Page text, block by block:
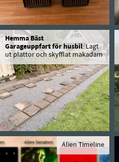
Hemma Bäst
Garageuppfart för husbil: Lagt
ut plattor och skyfflat makadam
Alien Timeline